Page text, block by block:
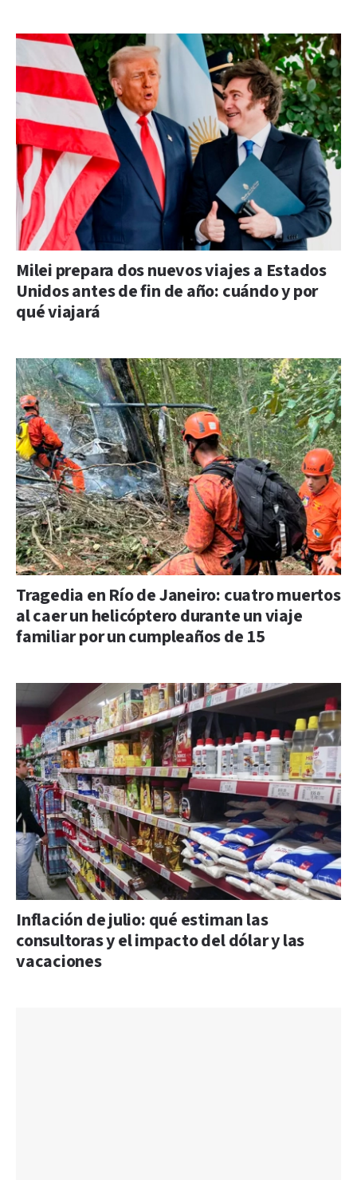
Milei prepara dos nuevos viajes a Estados
Unidos antes de fin de año: cuándo y por
qué viajará
Tragedia en Río de Janeiro: cuatro muertos
al caer un helicóptero durante un viaje
familiar por un cumpleaños de 15
Inflación de julio: qué estiman las
consultoras y el impacto del dólar y las
vacaciones